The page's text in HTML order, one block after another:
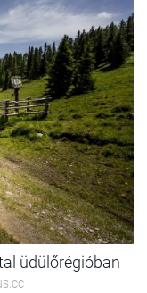
üdülőrégióban